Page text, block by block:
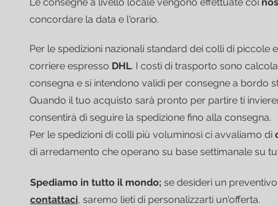
concordare la data e l'orario.
Per le spedizioni nazionali standard dei colli di piccole
corriere espresso DHL. I costi di trasporto sono
consegna e si intendono validi per consegne a bordo
Quando il tuo acquisto sarà pronto per partire ti
consentirà di seguire la spedizione fino alla consegna.
Per le spedizioni di colli più voluminosi ci avvaliamo di
di arredamento che operano su base settimanale su
Spediamo in tutto il mondo; se desideri un
contattaci, saremo lieti di personalizzarti un'offerta.